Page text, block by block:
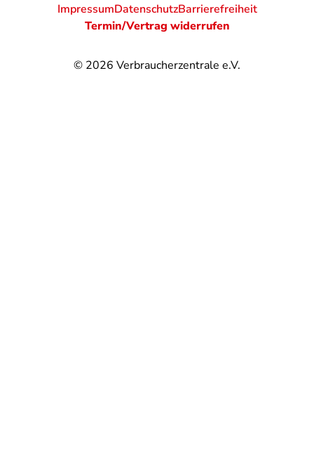
© 2026 Verbraucherzentrale e.V.
ImpressumDatenschutzBarrierefreiheit
Termin/Vertrag widerrufen